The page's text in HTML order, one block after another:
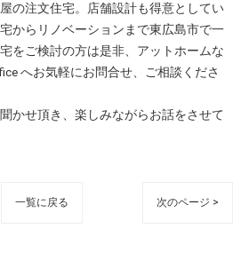
の注文住宅。店舗設計も得意としてい
からリノベーションまで東広島市で一
をご検討の方は是非、アットホームな
へお気軽にお問合せ、ご相談くださ
かせ頂き、楽しみながらお話をさせて
一覧に戻る 次のページ >